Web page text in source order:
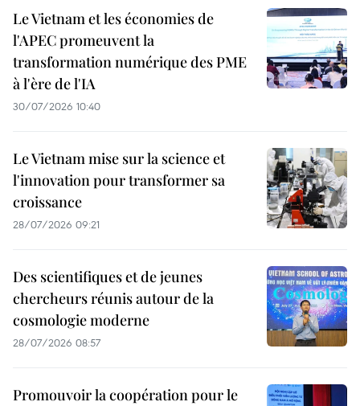
Le Vietnam et les économies de
l'APEC promeuvent la
transformation numérique des PME
à l'ère de l'IA
30/07/2026 10:40
Le Vietnam mise sur la science et
l'innovation pour transformer sa
croissance
28/07/2026 09:21
Des scientifiques et de jeunes
chercheurs réunis autour de la
cosmologie moderne
28/07/2026 08:57
Promouvoir la coopération pour le